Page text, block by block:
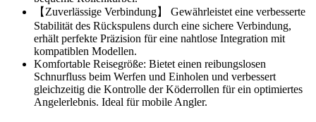
【Zuverlässige Verbindung】 Gewährleistet eine verbesserte
Stabilität des Rückspulens durch eine sichere Verbindung,
erhält perfekte Präzision für eine nahtlose Integration mit
kompatiblen Modellen.
Komfortable Reisegröße: Bietet einen reibungslosen
Schnurfluss beim Werfen und Einholen und verbessert
gleichzeitig die Kontrolle der Köderrollen für ein optimiertes
Angelerlebnis. Ideal für mobile Angler.